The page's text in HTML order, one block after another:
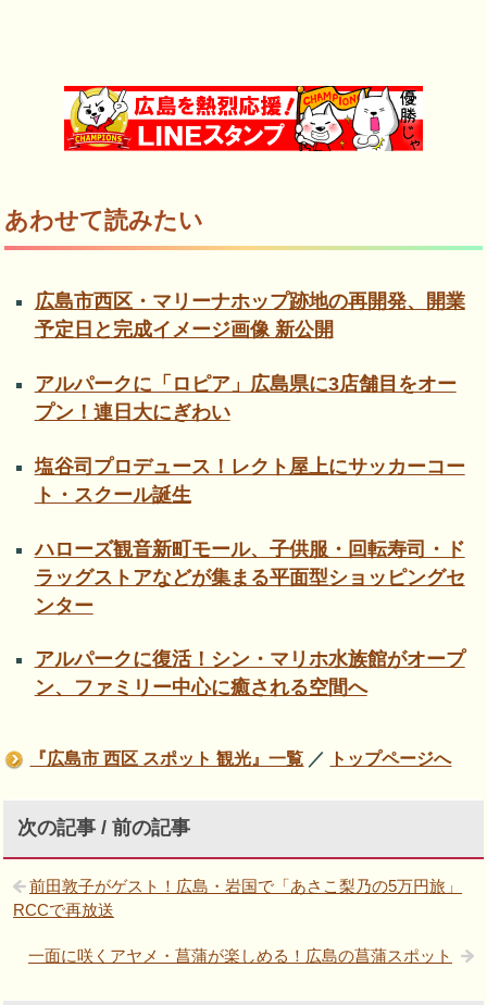
あわせて読みたい
広島市西区・マリーナホップ跡地の再開発、開業
予定日と完成イメージ画像 新公開
アルパークに「ロピア」広島県に3店舗目をオー
プン！連日大にぎわい
塩谷司プロデュース！レクト屋上にサッカーコー
ト・スクール誕生
ハローズ観音新町モール、子供服・回転寿司・ド
ラッグストアなどが集まる平面型ショッピングセ
ンター
アルパークに復活！シン・マリホ水族館がオープ
ン、ファミリー中心に癒される空間へ
『広島市 西区 スポット 観光』一覧 ／ トップページへ
次の記事 / 前の記事
前田敦子がゲスト！広島・岩国で「あさこ梨乃の5万円旅」
RCCで再放送
一面に咲くアヤメ・菖蒲が楽しめる！広島の菖蒲スポット